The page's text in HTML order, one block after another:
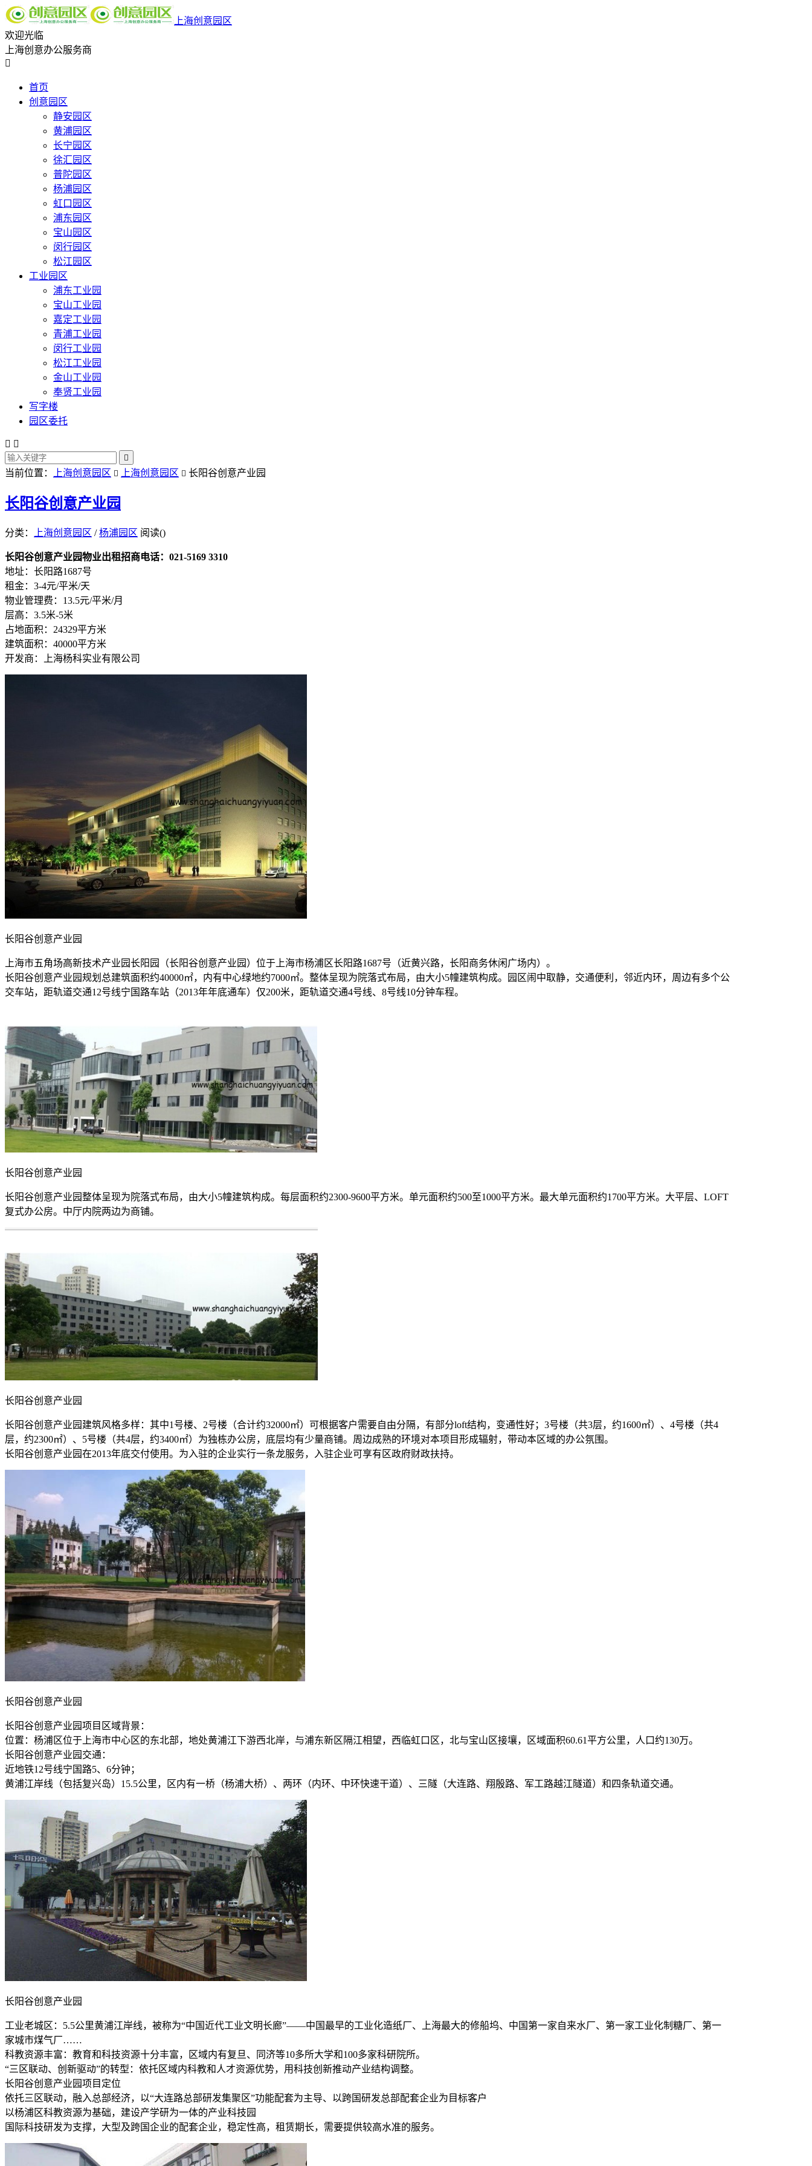
上海创意园区
欢迎光临
上海创意办公服务商

首页
创意园区
静安园区
黄浦园区
长宁园区
徐汇园区
普陀园区
杨浦园区
虹口园区
浦东园区
宝山园区
闵行园区
松江园区
工业园区
浦东工业园
宝山工业园
嘉定工业园
青浦工业园
闵行工业园
松江工业园
金山工业园
奉贤工业园
写字楼
园区委托
 

当前位置： 上海创意园区  上海创意园区  长阳谷创意产业园
长阳谷创意产业园
分类： 上海创意园区 /杨浦园区 阅读()
长阳谷创意产业园物业出租招商电话：021-5169 3310
地址：长阳路1687号
租金：3-4元/平米/天
物业管理费：13.5元/平米/月
层高：3.5米-5米
占地面积：24329平方米
建筑面积：40000平方米
开发商：上海杨科实业有限公司
长阳谷创意产业园
上海市五角场高新技术产业园长阳园（长阳谷创意产业园）位于上海市杨浦区长阳路1687号（近黄兴路，长阳商务休闲广场内）。
长阳谷创意产业园规划总建筑面积约40000㎡，内有中心绿地约7000㎡。整体呈现为院落式布局，由大小5幢建筑构成。园区闹中取静，交通便利，邻近内环，周边有多个公
交车站，距轨道交通12号线宁国路车站（2013年年底通车）仅200米，距轨道交通4号线、8号线10分钟车程。
长阳谷创意产业园
长阳谷创意产业园整体呈现为院落式布局，由大小5幢建筑构成。每层面积约2300-9600平方米。单元面积约500至1000平方米。最大单元面积约1700平方米。大平层、LOFT
复式办公房。中厅内院两边为商铺。
长阳谷创意产业园
长阳谷创意产业园建筑风格多样：其中1号楼、2号楼（合计约32000㎡）可根据客户需要自由分隔，有部分loft结构，变通性好；3号楼（共3层，约1600㎡）、4号楼（共4
层，约2300㎡）、5号楼（共4层，约3400㎡）为独栋办公房，底层均有少量商铺。周边成熟的环境对本项目形成辐射，带动本区域的办公氛围。
长阳谷创意产业园在2013年底交付使用。为入驻的企业实行一条龙服务，入驻企业可享有区政府财政扶持。
长阳谷创意产业园
长阳谷创意产业园项目区域背景：
位置：杨浦区位于上海市中心区的东北部，地处黄浦江下游西北岸，与浦东新区隔江相望，西临虹口区，北与宝山区接壤，区域面积60.61平方公里，人口约130万。
长阳谷创意产业园交通：
近地铁12号线宁国路5、6分钟；
黄浦江岸线（包括复兴岛）15.5公里，区内有一桥（杨浦大桥）、两环（内环、中环快速干道）、三隧（大连路、翔殷路、军工路越江隧道）和四条轨道交通。
长阳谷创意产业园
工业老城区：5.5公里黄浦江岸线，被称为“中国近代工业文明长廊”——中国最早的工业化造纸厂、上海最大的修船坞、中国第一家自来水厂、第一家工业化制糖厂、第一
家城市煤气厂……
科教资源丰富：教育和科技资源十分丰富，区域内有复旦、同济等10多所大学和100多家科研院所。
“三区联动、创新驱动”的转型：依托区域内科教和人才资源优势，用科技创新推动产业结构调整。
长阳谷创意产业园项目定位
依托三区联动，融入总部经济，以“大连路总部研发集聚区”功能配套为主导、以跨国研发总部配套企业为目标客户
以杨浦区科教资源为基础，建设产学研为一体的产业科技园
国际科技研发为支撑，大型及跨国企业的配套企业，稳定性高，租赁期长，需要提供较高水准的服务。